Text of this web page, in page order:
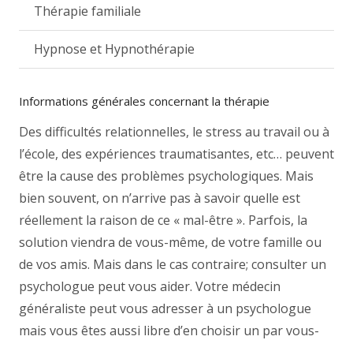
Thérapie familiale
Hypnose et Hypnothérapie
Informations générales concernant la thérapie
Des difficultés relationnelles, le stress au travail ou à
l’école, des expériences traumatisantes, etc… peuvent
être la cause des problèmes psychologiques. Mais
bien souvent, on n’arrive pas à savoir quelle est
réellement la raison de ce « mal-être ». Parfois, la
solution viendra de vous-même, de votre famille ou
de vos amis. Mais dans le cas contraire; consulter un
psychologue peut vous aider. Votre médecin
généraliste peut vous adresser à un psychologue
mais vous êtes aussi libre d’en choisir un par vous-